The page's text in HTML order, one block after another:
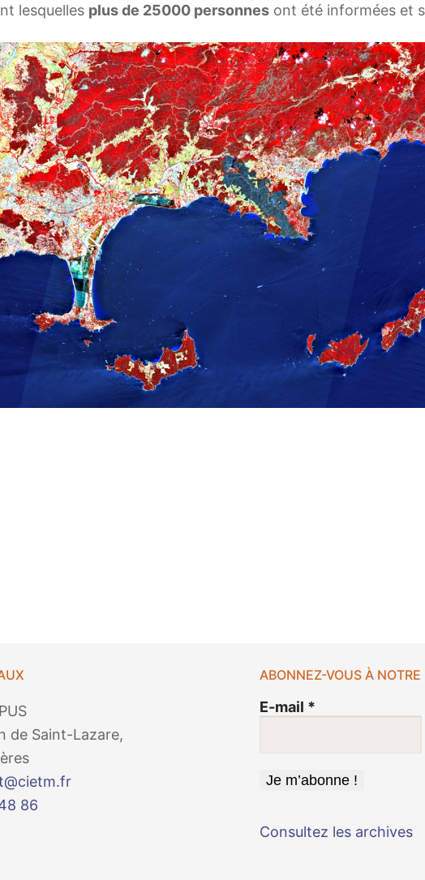
lesquelles plus de 25000 personnes ont été informées et
de Saint-Lazare,
86
ABONNEZ-VOUS À NOTRE
E-mail *
Consultez les archives